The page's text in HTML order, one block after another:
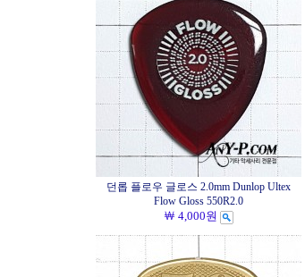
던롭 플로우 글로스 2.0mm Dunlop Ultex
Flow Gloss 550R2.0
￦ 4,000원